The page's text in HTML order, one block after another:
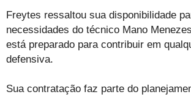
Freytes ressaltou sua disponibilidade
necessidades do técnico Mano
está preparado para contribuir em
defensiva.
Sua contratação faz parte do